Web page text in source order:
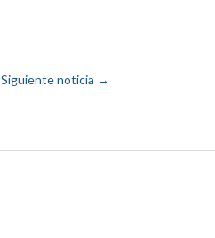
Siguiente noticia →